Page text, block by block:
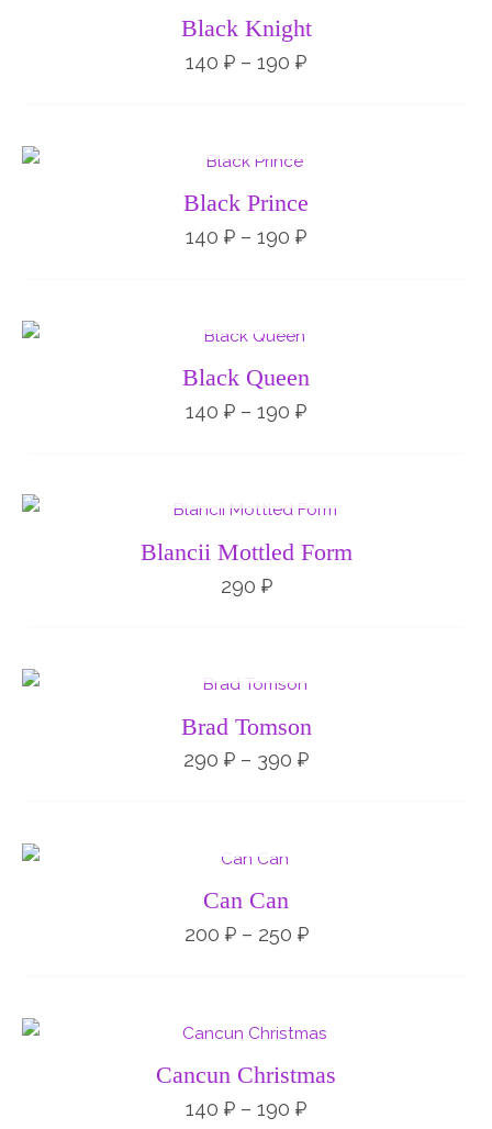
Black Knight
140 ₽ – 190 ₽
140 ₽
–
190 ₽
Black Prince
140 ₽ – 190 ₽
–
190 ₽
Black Queen
140 ₽ – 190 ₽
–
190 ₽
Blancii Mottled Form
290 ₽
Brad Tomson
290 ₽ – 390 ₽
–
390 ₽
Can Can
200 ₽ – 250 ₽250 ₽
Cancun Christmas
140 ₽ – 190 ₽
Диапазон
цен:
–
190 ₽